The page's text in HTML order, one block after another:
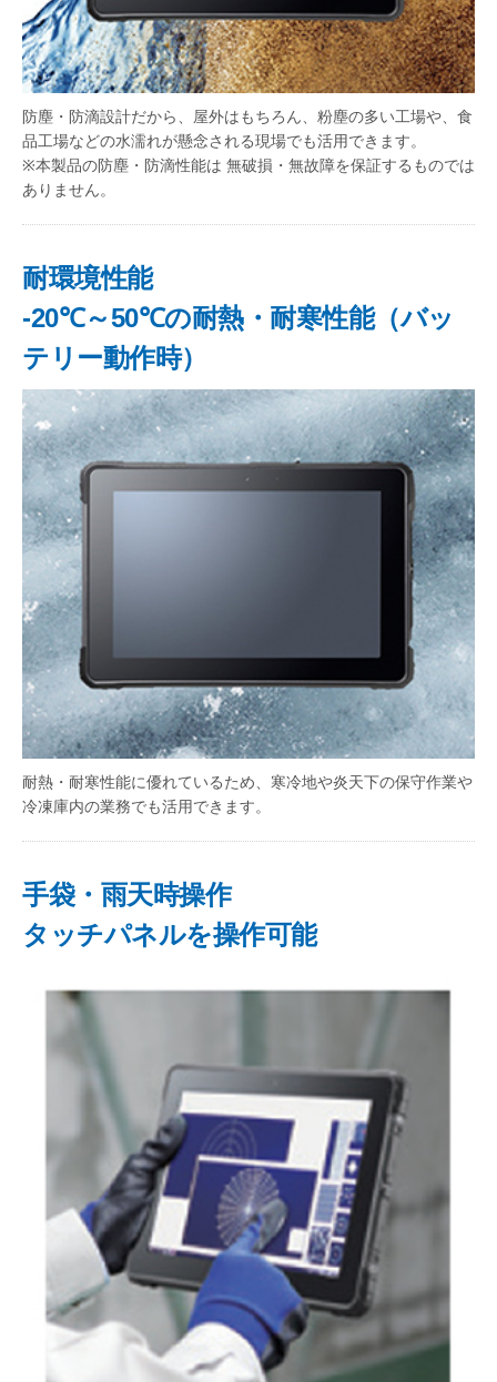
防塵・防滴設計だから、屋外はもちろん、粉塵の多い工場や、食
品工場などの水濡れが懸念される現場でも活用できます。
※本製品の防塵・防滴性能は 無破損・無故障を保証するものでは
ありません。
耐環境性能
-20℃～50℃の耐熱・耐寒性能（バッ
テリー動作時）
耐熱・耐寒性能に優れているため、寒冷地や炎天下の保守作業や
冷凍庫内の業務でも活用できます。
手袋・雨天時操作
タッチパネルを操作可能